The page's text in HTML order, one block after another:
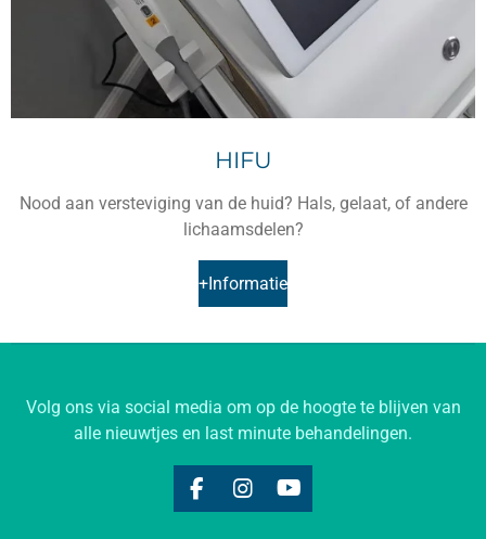
HIFU
Nood aan versteviging van de huid? Hals, gelaat, of andere
lichaamsdelen?
+Informatie
Volg ons via social media om op de hoogte te blijven van
alle nieuwtjes en last minute behandelingen.
F
a
I
n
Y
o